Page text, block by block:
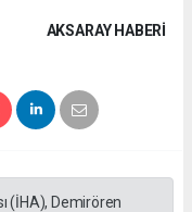
AKSARAY HABERİ
(İHA), Demirören